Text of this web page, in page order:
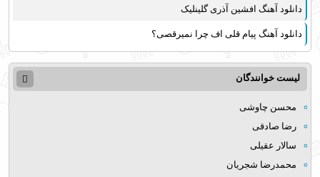
دانلود آهنگ افشین آذری گلینلیک
دانلود آهنگ پیام قلی اف چرا نمیرقصی؟
لیست خوانندگان
محسن چاوشی
رضا صادقی
سالار عقیلی
محمدرضا شجریان